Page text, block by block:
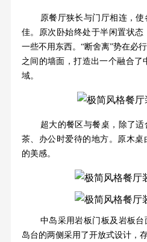
原餐厅狭长与门厅相连，
佳。原次卧始终处于半闲置状态
一些不用东西。“断舍离”势在必
之间的墙面，打造出一个融合了
域。
超大的餐区与餐桌，除了
茶、办公时爱待的地方。原木
的美感。
中岛采用岩板门板及岩板台
岛台的两侧采用了开放式设计，